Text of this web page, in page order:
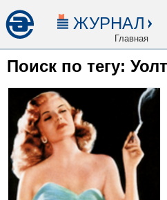
ЖУРНАЛ
Главная
Поиск по тегу: